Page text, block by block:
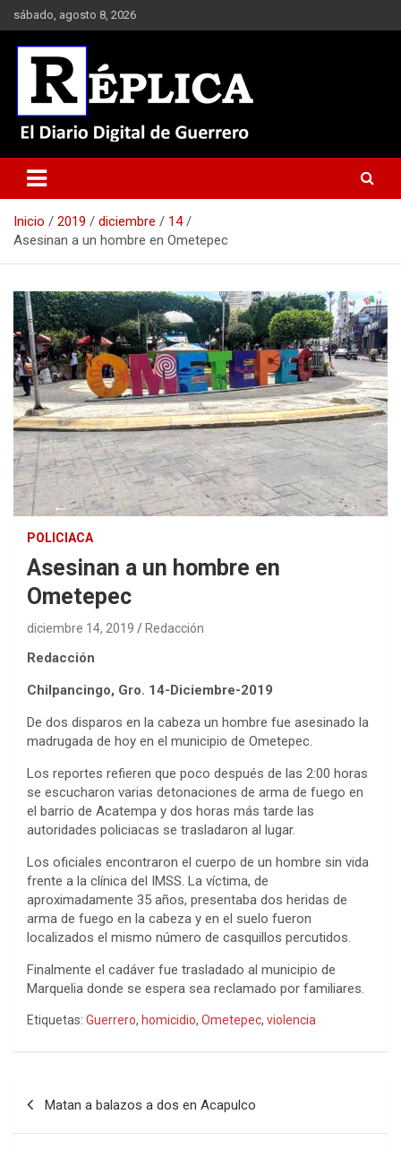
Saltar
al
contenido
sábado, agosto 8, 2026
Réplica
Inicio 2019 diciembre
14
Asesinan a un hombre en Ometepec
POLICIACA
Asesinan a un hombre en
Ometepec
diciembre 14, 2019 Redacción
Redacción
Chilpancingo, Gro. 14-Diciembre-2019
De dos disparos en la cabeza un hombre fue asesinado la
madrugada de hoy en el municipio de Ometepec.
Los reportes refieren que poco después de las 2:00 horas
se escucharon varias detonaciones de arma de fuego en
el barrio de Acatempa y dos horas más tarde las
autoridades policiacas se trasladaron al lugar.
Los oficiales encontraron el cuerpo de un hombre sin vida
frente a la clínica del IMSS. La víctima, de
aproximadamente 35 años, presentaba dos heridas de
arma de fuego en la cabeza y en el suelo fueron
localizados el mismo número de casquillos percutidos.
Finalmente el cadáver fue trasladado al municipio de
Marquelia donde se espera sea reclamado por familiares.
Etiquetas: Guerrero, homicidio, Ometepec, violencia
Matan a balazos a dos en Acapulco